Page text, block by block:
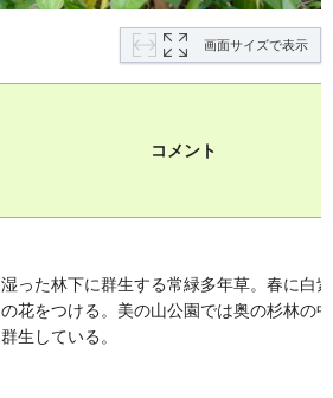
画面サイズで表示
コメント
湿った林下に群生する常緑多年草。春に白
の花をつける。美の山公園では奥の杉林の
群生している。